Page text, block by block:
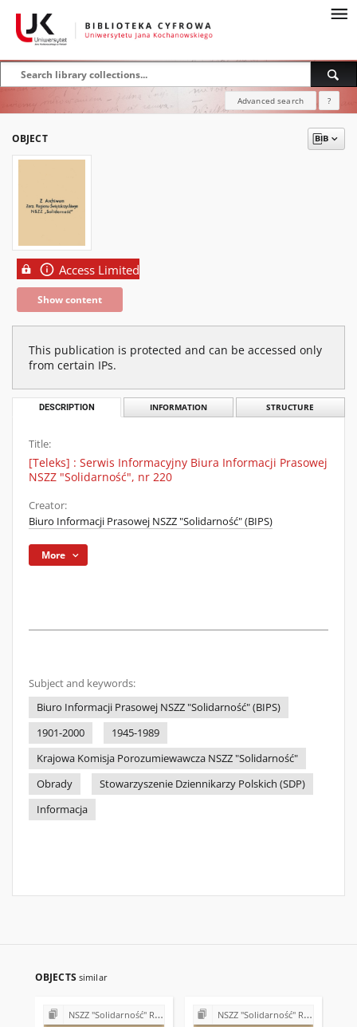
Advanced search ?
OBJECT
Access Limited
Show content
This publication is protected and can be accessed only
from certain IPs.
DESCRIPTION INFORMATION STRUCTURE
Title:
[Teleks] : Serwis Informacyjny Biura Informacji Prasowej
NSZZ "Solidarność", nr 220
Creator:
Biuro Informacji Prasowej NSZZ "Solidarność" (BIPS)
More
Subject and keywords:
Biuro Informacji Prasowej NSZZ "Solidarność" (BIPS)
1901-2000
1945-1989
Krajowa Komisja Porozumiewawcza NSZZ "Solidarność"
Obrady
Stowarzyszenie Dziennikarzy Polskich (SDP)
Informacja
OBJECTS similar
NSZZ "Solidarność" Region Świętokrzyski - teleksy (1981) NSZZ "Solidarność" Region Świętokrzyski - teleksy (1981)